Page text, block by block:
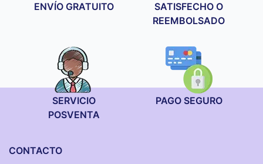
ENVÍO GRATUITO
SATISFECHO O
REEMBOLSADO
SERVICIO
POSVENTA
PAGO SEGURO
CONTACTO